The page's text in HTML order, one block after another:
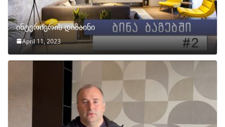
ინტერიერის დიზაინი
April 11, 2023